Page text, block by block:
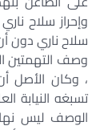
وإحراز سلاح
سلاح ناري دون
وصف التهمتين
، وكان الأصل
تسبغه النيابة
الوصف ليس